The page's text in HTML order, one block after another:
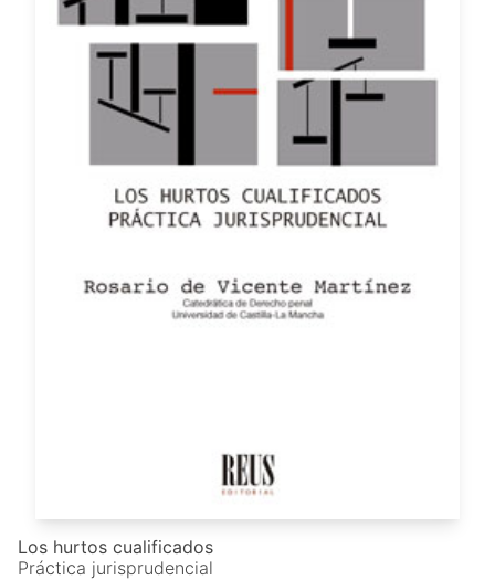
Los hurtos cualificados
Práctica jurisprudencial